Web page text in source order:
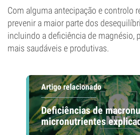
Com alguma antecipação e controlo
prevenir a maior parte dos
incluindo a deficiência de magnésio,
mais saudáveis e produtivas.
Artigo relacionado
Deficiências de
micronutrientes